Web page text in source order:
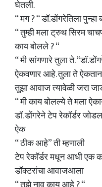
घेतली.
“ मग ? “ डॉ.डोंगरेतिला
“ तुम्ही मला ट्रुथ सिरम
काय बोलले ? “
“ मी सांगणारे तुला ते.
ऐकवणार आहे. तुला ते
तुझा आवाज त्यावेळी जरा
“ मी काय बोलल्ये ते मला
डॉ. डोंगरेने टेप रेकॉर्डर
ऐक
“ ठीक आहे” ती म्हणाली
टेप रेकॉर्डर मधून आधी एक
डॉक्टरांचा आवाजआला